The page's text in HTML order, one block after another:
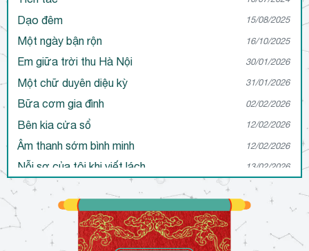
Dạo đêm 15/08/2025
Một ngày bận rộn 16/10/2025
Em giữa trời thu Hà Nội 30/01/2026
Một chữ duyên diệu kỳ 31/01/2026
Bữa cơm gia đình 02/02/2026
Bên kia cửa sổ 12/02/2026
Âm thanh sớm bình minh 12/02/2026
Nỗi sợ của tôi khi viết lách 13/02/2026
Tôi muốn trở thành người viết như thế nào? 13/02/2026
Sự thấu hiểu qua tác phẩm 17/02/2026
Cô độc trong viết lách